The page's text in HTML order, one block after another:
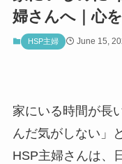
婦さんへ｜心
HSP主婦 June 15,
家にいる時間が長
んだ気がしない」
HSP主婦さんは、